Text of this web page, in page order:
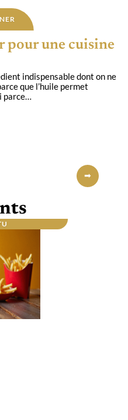
pour une cuisine
indispensable dont on ne
que l’huile permet
parce…